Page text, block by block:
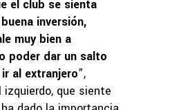
el club se sienta
inversión,
muy bien a
poder dar un salto
al extranjero”,
que siente